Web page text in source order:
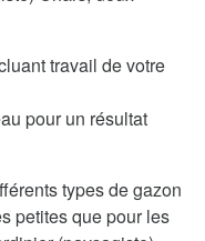
travail de votre
pour un résultat
types de gazon
petites que pour les